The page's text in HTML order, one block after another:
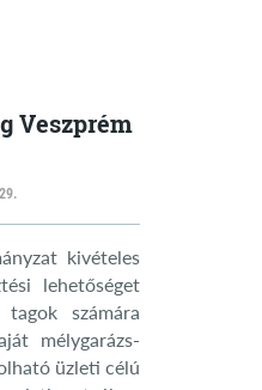
Veszprém
kivételes
lehetőséget
számára
mélygarázs-
üzleti célú